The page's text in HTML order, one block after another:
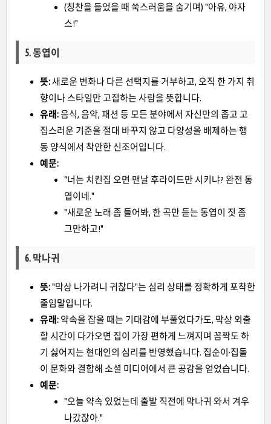
(칭찬을 들었을 때 쑥스러움을 숨기며) "아유, 야자
스!"
5. 동엽이
뜻:새로운 변화나 다른 선택지를 거부하고, 오직 한 가지 취
향이나 스타일만 고집하는 사람을 뜻합니다.
유래:음식, 음악, 패션 등 모든 분야에서 자신만의 좁고 고
집스러운 기준을 절대 바꾸지 않고 다양성을 배제하는 행
동 양식에서 착안한 신조어입니다.
예문:
"너는 치킨집 오면 맨날 후라이드만 시키냐? 완전 동
엽이네."
"새로운 노래 좀 들어봐, 한 곡만 듣는 동엽이 짓 좀
그만하고!"
6. 막나귀
뜻:"막상 나가려니 귀찮다"는 심리 상태를 정확하게 포착한
줄임말입니다.
유래: 약속을 잡을 때는 기대감에 부풀었다가도, 막상 외출
할 시간이 다가오면 집이 가장 편하게 느껴지며 꼼짝도 하
기 싫어지는 현대인의 심리를 반영했습니다. 집순이·집돌
이 문화와 결합해 소셜 미디어에서 큰 공감을 얻었습니다.
예문:
"오늘 약속 있었는데 출발 직전에 막나귀 와서 겨우
나갔잖아."